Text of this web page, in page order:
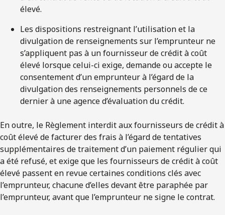
élevé.
Les dispositions restreignant l’utilisation et la
divulgation de renseignements sur l’emprunteur ne
s’appliquent pas à un fournisseur de crédit à coût
élevé lorsque celui-ci exige, demande ou accepte le
consentement d’un emprunteur à l’égard de la
divulgation des renseignements personnels de ce
dernier à une agence d’évaluation du crédit.
En outre, le Règlement interdit aux fournisseurs de crédit à
coût élevé de facturer des frais à l’égard de tentatives
supplémentaires de traitement d’un paiement régulier qui
a été refusé, et exige que les fournisseurs de crédit à coût
élevé passent en revue certaines conditions clés avec
l’emprunteur, chacune d’elles devant être paraphée par
l’emprunteur, avant que l’emprunteur ne signe le contrat.